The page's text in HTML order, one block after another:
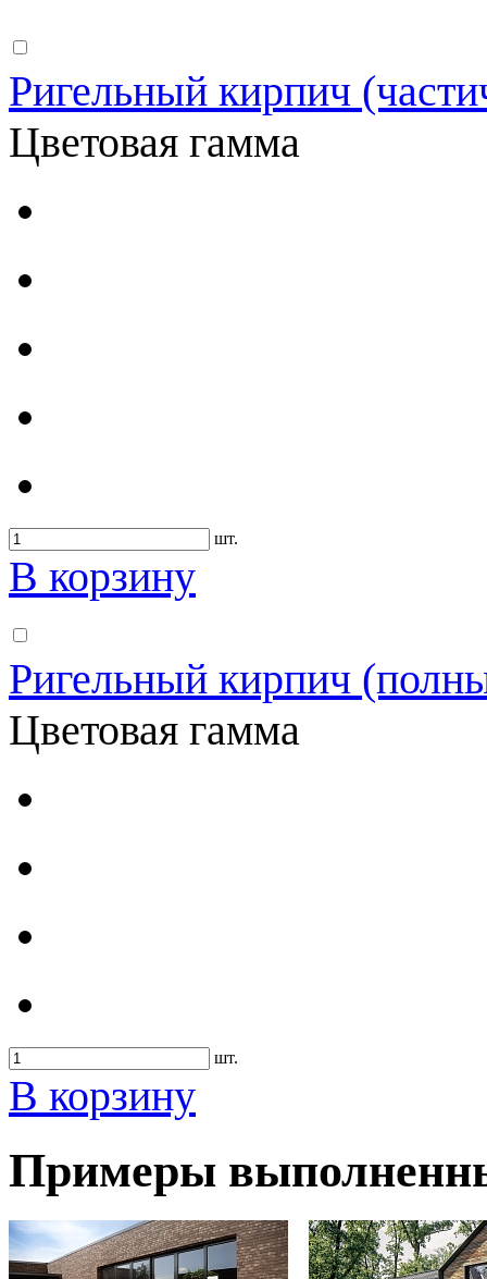
Ригельный кирпич
Цветовая гамма
шт.
В корзину
Ригельный кирпич
Цветовая гамма
шт.
В корзину
Примеры